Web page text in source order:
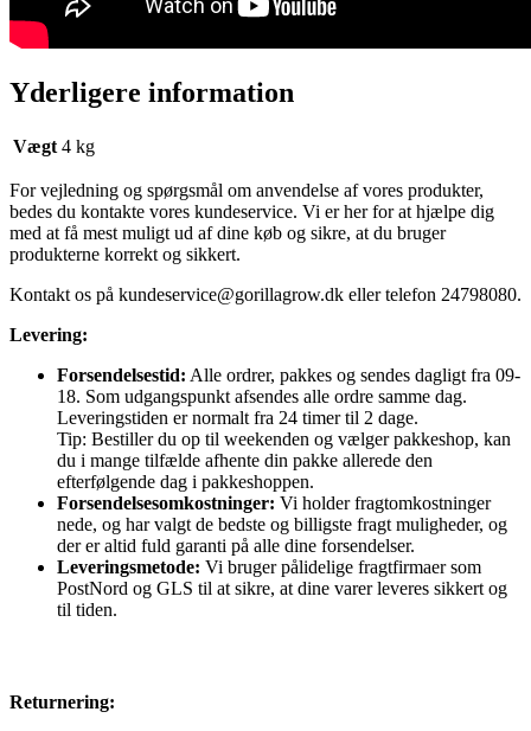
Yderligere information
Vægt 4 kg
For vejledning og spørgsmål om anvendelse af vores produkter,
bedes du kontakte vores kundeservice. Vi er her for at hjælpe dig
med at få mest muligt ud af dine køb og sikre, at du bruger
produkterne korrekt og sikkert.
Kontakt os på kundeservice@gorillagrow.dk eller telefon 24798080.
Levering:
Forsendelsestid: Alle ordrer, pakkes og sendes dagligt fra 09-
18. Som udgangspunkt afsendes alle ordre samme dag.
Leveringstiden er normalt fra 24 timer til 2 dage.
Tip: Bestiller du op til weekenden og vælger pakkeshop, kan
du i mange tilfælde afhente din pakke allerede den
efterfølgende dag i pakkeshoppen.
Forsendelsesomkostninger: Vi holder fragtomkostninger
nede, og har valgt de bedste og billigste fragt muligheder, og
der er altid fuld garanti på alle dine forsendelser.
Leveringsmetode: Vi bruger pålidelige fragtfirmaer som
PostNord og GLS til at sikre, at dine varer leveres sikkert og
til tiden.
Returnering: